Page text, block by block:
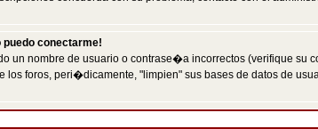
conectarme!
un nombre de usuario o contrase�a incorrectos (verifique
los foros, peri�dicamente, "limpien" sus bases de datos de